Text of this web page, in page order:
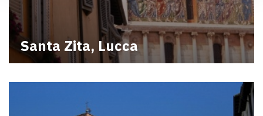
Santa Zita, Lucca